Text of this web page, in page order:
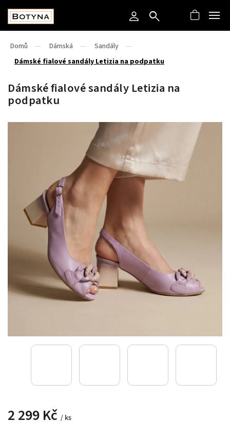
Domů / Dámská / Sandály
/
Dámské fialové sandály Letizia na podpatku
Dámské fialové sandály Letizia na
podpatku
2 299 Kč / ks